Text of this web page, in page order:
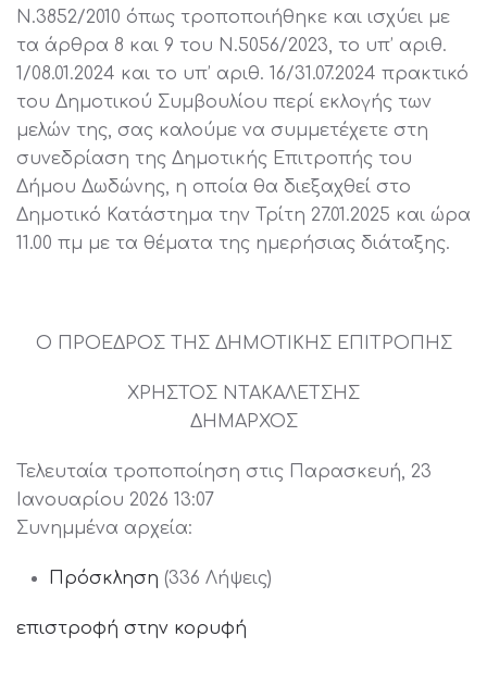
Ν.3852/2010 όπως τροποποιήθηκε και ισχύει με
τα άρθρα 8 και 9 του Ν.5056/2023, το υπ’ αριθ.
1/08.01.2024 και το υπ’ αριθ. 16/31.07.2024 πρακτικό
του Δημοτικού Συμβουλίου περί εκλογής των
μελών της, σας καλούμε να συμμετέχετε στη
συνεδρίαση της Δημοτικής Επιτροπής του
Δήμου Δωδώνης, η οποία θα διεξαχθεί στο
Δημοτικό Κατάστημα την Τρίτη 27.01.2025 και ώρα
11.00 πμ με τα θέματα της ημερήσιας διάταξης.
Ο ΠΡΟΕΔΡΟΣ ΤΗΣ ΔΗΜΟΤΙΚΗΣ ΕΠΙΤΡΟΠΗΣ
ΧΡΗΣΤΟΣ ΝΤΑΚΑΛΕΤΣΗΣ
ΔΗΜΑΡΧΟΣ
Τελευταία τροποποίηση στις Παρασκευή, 23
Ιανουαρίου 2026 13:07
Συνημμένα αρχεία:
Πρόσκληση (336 Λήψεις)
επιστροφή στην κορυφή